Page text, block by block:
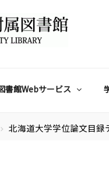
書館Webサービス
chevron_right 北海道大学学位論文目録